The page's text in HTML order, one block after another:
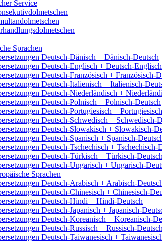
Service
Sprachen
Deutsch-Dänisch + Dänisch-Deutsch
Deutsch-Englisch + Deutsch-Englisch
Deutsch-Französisch + Französisch-
Deutsch-Italienisch + Italienisch-
Deutsch-Niederländisch +
Deutsch-Polnisch + Polnisch-Deutsch
Deutsch-Portugiesisch +
Deutsch-Schwedisch + Schwedisch-
Deutsch-Slowakisch + Slowakisch-
Deutsch-Spanisch + Spanisch-
Deutsch-Tschechisch + Tschechisch-
Deutsch-Türkisch + Türkisch-Deutsch
Deutsch-Ungarisch + Ungarisch-
Sprachen
Deutsch-Arabisch + Arabisch-
Deutsch-Chinesisch + Chinesisch-
Deutsch-Hindi + Hindi-Deutsch
Deutsch-Japanisch + Japanisch-
Deutsch-Koreanisch + Koreanisch-
Deutsch-Russisch + Russisch-Deutsch
Deutsch-Taiwanesisch +